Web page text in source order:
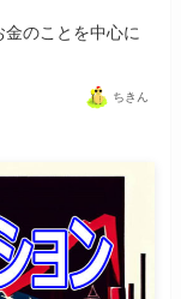
のことを中心に
ちきん